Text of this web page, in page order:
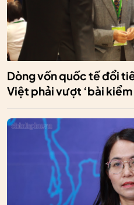
Dòng vốn quốc tế đổi
Việt phải vượt ‘bài kiểm